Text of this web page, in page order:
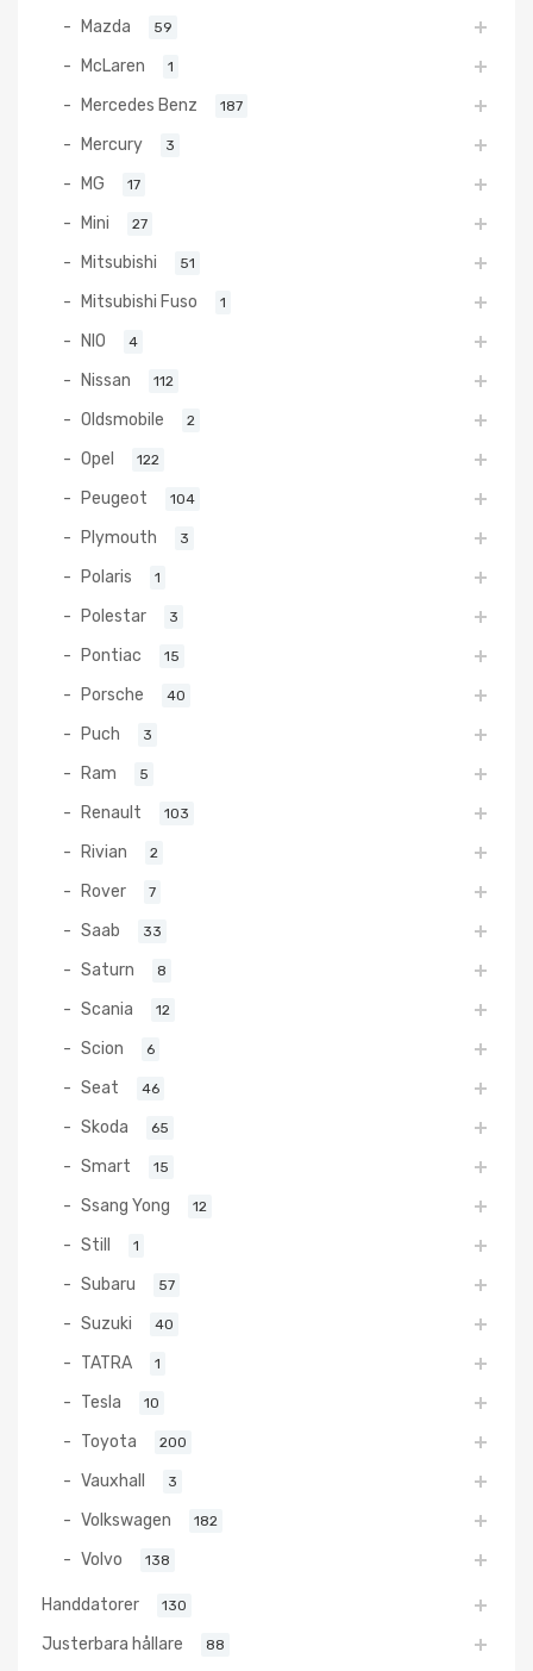
Mazda 59
McLaren 1
Mercedes Benz 187
Mercury 3
MG 17
Mini 27
Mitsubishi 51
Mitsubishi Fuso 1
NIO 4
Nissan 112
Oldsmobile 2
Opel 122
Peugeot 104
Plymouth 3
Polaris 1
Polestar 3
Pontiac 15
Porsche 40
Puch 3
Ram 5
Renault 103
Rivian 2
Rover 7
Saab 33
Saturn 8
Scania 12
Scion 6
Seat 46
Skoda 65
Smart 15
Ssang Yong 12
Still 1
Subaru 57
Suzuki 40
TATRA 1
Tesla 10
Toyota 200
Vauxhall 3
Volkswagen 182
Volvo 138
Handdatorer 130
Justerbara hållare 88